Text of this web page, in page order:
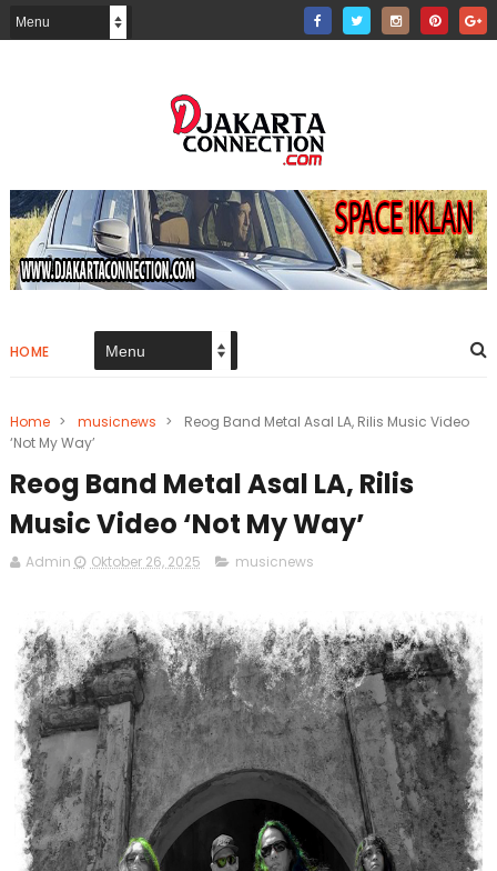
HOME
Home > musicnews >
Reog Band Metal Asal LA, Rilis Music Video
‘Not My Way’
Reog Band Metal Asal LA, Rilis
Music Video ‘Not My Way’
Admin Oktober 26, 2025 musicnews